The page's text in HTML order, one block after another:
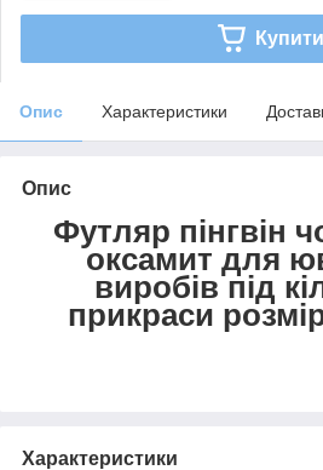
Купити
Опис Характеристики
Опис
Футляр пінгвін
оксамит для
виробів під
прикраси
Характеристики